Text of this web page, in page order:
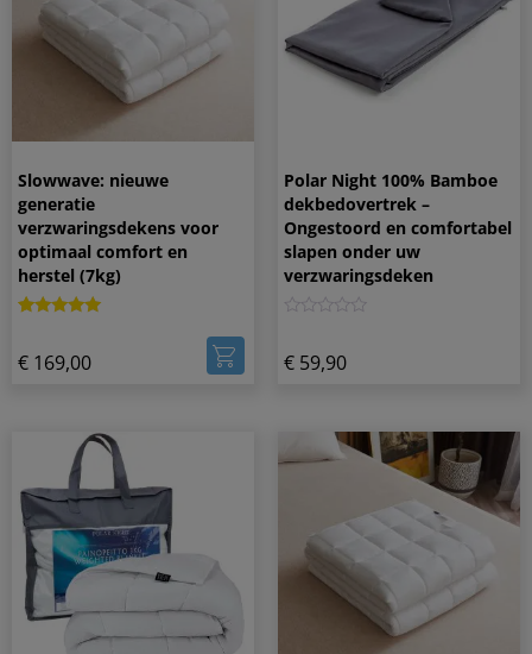
Slowwave: nieuwe
generatie
verzwaringsdekens voor
optimaal comfort en
herstel (7kg)
op 5
gebaseerd
€ 169,00
Polar Night 100% Bamboe
dekbedovertrek –
Ongestoord en comfortabel
slapen onder uw
verzwaringsdeken
€ 59,90